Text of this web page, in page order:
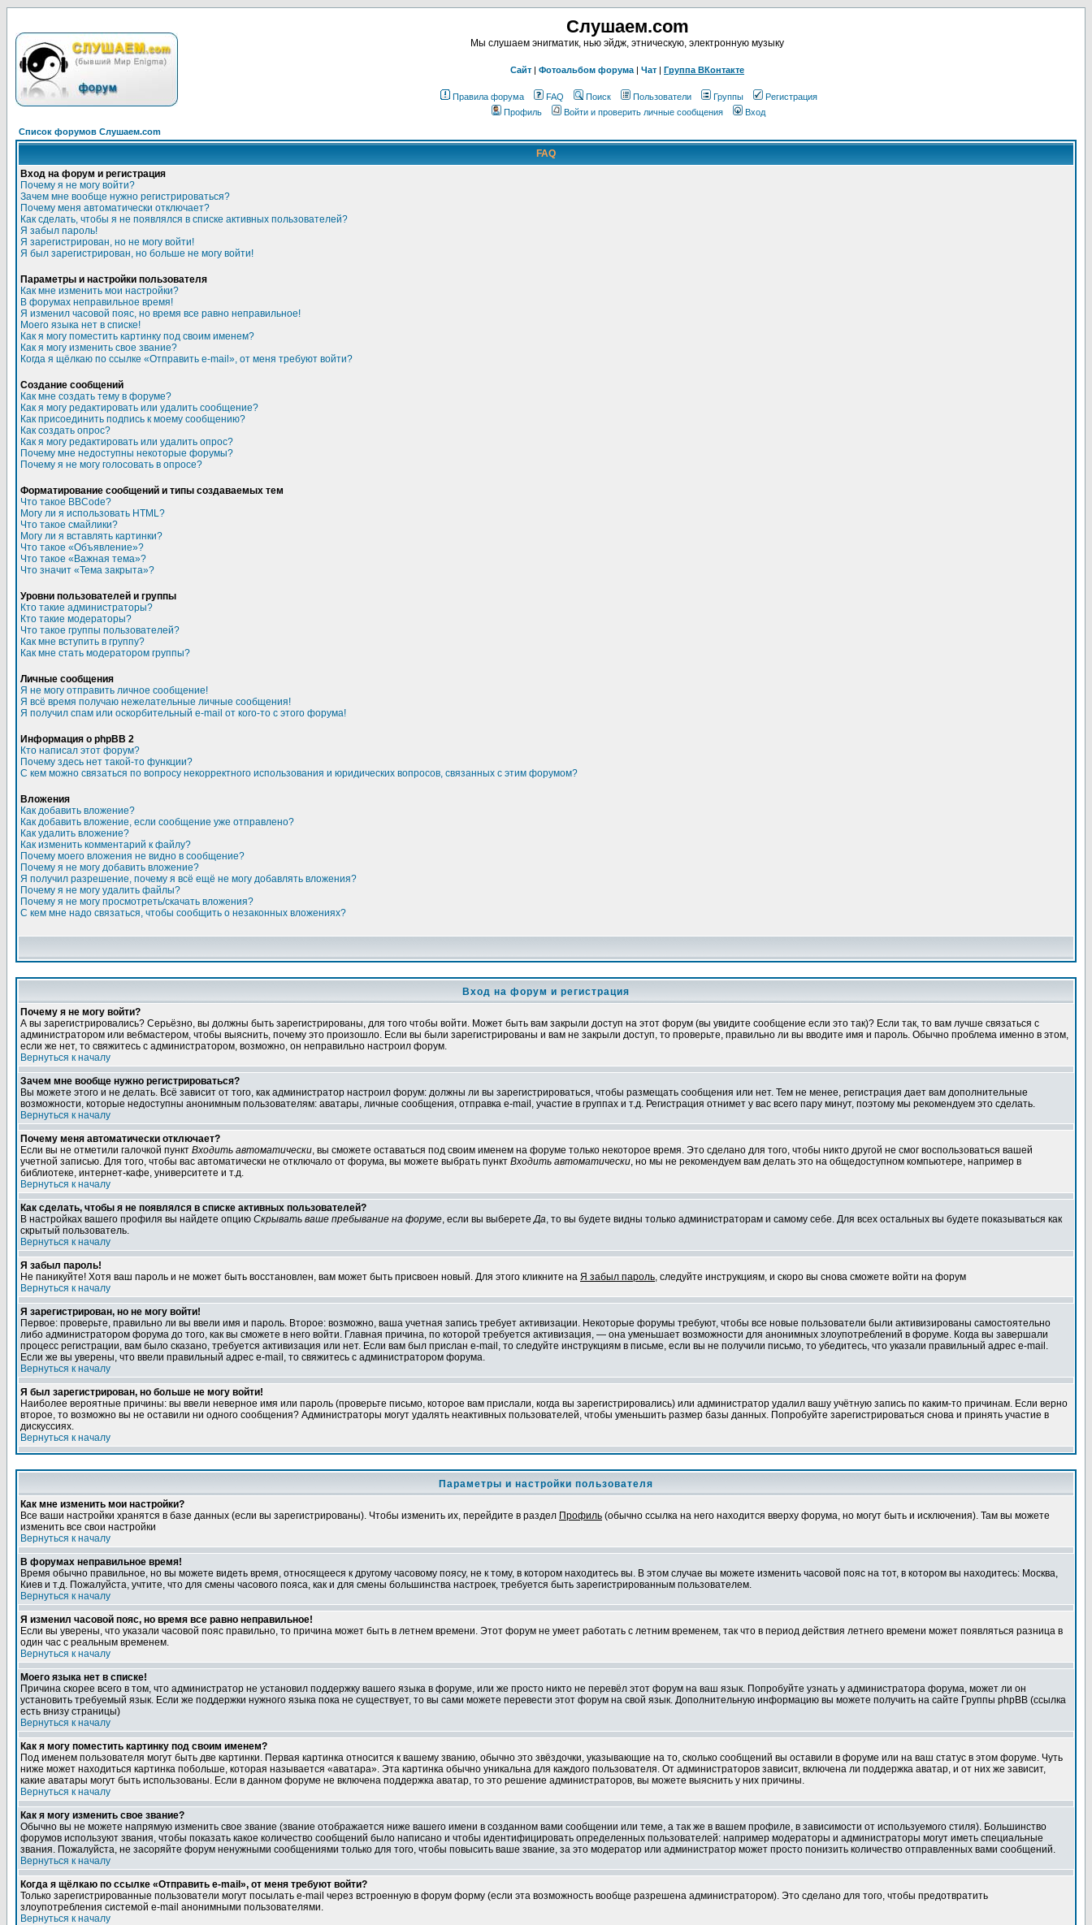
Слушаем.com
Мы слушаем энигматик, нью эйдж, этническую, электронную музыку
Сайт | Фотоальбом форума | Чат | Группа ВКонтакте
Правила форума FAQ Поиск Пользователи Группы
Регистрация
Профиль
Войти и проверить личные сообщения
Вход
Список форумов Слушаем.com
FAQ
Вход на форум и регистрация
Почему я не могу войти?
Зачем мне вообще нужно регистрироваться?
Почему меня автоматически отключает?
Как сделать, чтобы я не появлялся в списке активных пользователей?
Я забыл пароль!
Я зарегистрирован, но не могу войти!
Я был зарегистрирован, но больше не могу войти!
Параметры и настройки пользователя
Как мне изменить мои настройки?
В форумах неправильное время!
Я изменил часовой пояс, но время все равно неправильное!
Моего языка нет в списке!
Как я могу поместить картинку под своим именем?
Как я могу изменить свое звание?
Когда я щёлкаю по ссылке «Отправить e-mail», от меня требуют войти?
Создание сообщений
Как мне создать тему в форуме?
Как я могу редактировать или удалить сообщение?
Как присоединить подпись к моему сообщению?
Как создать опрос?
Как я могу редактировать или удалить опрос?
Почему мне недоступны некоторые форумы?
Почему я не могу голосовать в опросе?
Форматирование сообщений и типы создаваемых тем
Что такое BBCode?
Могу ли я использовать HTML?
Что такое смайлики?
Могу ли я вставлять картинки?
Что такое «Объявление»?
Что такое «Важная тема»?
Что значит «Тема закрыта»?
Уровни пользователей и группы
Кто такие администраторы?
Кто такие модераторы?
Что такое группы пользователей?
Как мне вступить в группу?
Как мне стать модератором группы?
Личные сообщения
Я не могу отправить личное сообщение!
Я всё время получаю нежелательные личные сообщения!
Я получил спам или оскорбительный e-mail от кого-то с этого форума!
Информация о phpBB 2
Кто написал этот форум?
Почему здесь нет такой-то функции?
С кем можно связаться по вопросу некорректного использования и юридических вопросов, связанных с этим форумом?
Вложения
Как добавить вложение?
Как добавить вложение, если сообщение уже отправлено?
Как удалить вложение?
Как изменить комментарий к файлу?
Почему моего вложения не видно в сообщение?
Почему я не могу добавить вложение?
Я получил разрешение, почему я всё ещё не могу добавлять вложения?
Почему я не могу удалить файлы?
Почему я не могу просмотреть/скачать вложения?
С кем мне надо связаться, чтобы сообщить о незаконных вложениях?
Вход на форум и регистрация
Почему я не могу войти?
А вы зарегистрировались? Серьёзно, вы должны быть зарегистрированы, для того чтобы войти. Может быть вам закрыли доступ на этот форум (вы увидите сообщение если это так)? Если так, то вам лучше связаться с
администратором или вебмастером, чтобы выяснить, почему это произошло. Если вы были зарегистрированы и вам не закрыли доступ, то проверьте, правильно ли вы вводите имя и пароль. Обычно проблема именно в этом,
если же нет, то свяжитесь с администратором, возможно, он неправильно настроил форум.
Вернуться к началу
Зачем мне вообще нужно регистрироваться?
Вы можете этого и не делать. Всё зависит от того, как администратор настроил форум: должны ли вы зарегистрироваться, чтобы размещать сообщения или нет. Тем не менее, регистрация дает вам дополнительные
возможности, которые недоступны анонимным пользователям: аватары, личные сообщения, отправка e-mail, участие в группах и т.д. Регистрация отнимет у вас всего пару минут, поэтому мы рекомендуем это сделать.
Вернуться к началу
Почему меня автоматически отключает?
Если вы не отметили галочкой пункт Входить автоматически, вы сможете оставаться под своим именем на форуме только некоторое время. Это сделано для того, чтобы никто другой не смог воспользоваться вашей
учетной записью. Для того, чтобы вас автоматически не отключало от форума, вы можете выбрать пункт Входить автоматически, но мы не рекомендуем вам делать это на общедоступном компьютере, например в
библиотеке, интернет-кафе, университете и т.д.
Вернуться к началу
Как сделать, чтобы я не появлялся в списке активных пользователей?
В настройках вашего профиля вы найдете опцию Скрывать ваше пребывание на форуме, если вы выберетеДа, то вы будете видны только администраторам и самому себе. Для всех остальных вы будете показываться как
скрытый пользователь.
Вернуться к началу
Я забыл пароль!
Не паникуйте! Хотя ваш пароль и не может быть восстановлен, вам может быть присвоен новый. Для этого кликните на Я забыл пароль, следуйте инструкциям, и скоро вы снова сможете войти на форум
Вернуться к началу
Я зарегистрирован, но не могу войти!
Первое: проверьте, правильно ли вы ввели имя и пароль. Второе: возможно, ваша учетная запись требует активизации. Некоторые форумы требуют, чтобы все новые пользователи были активизированы самостоятельно
либо администратором форума до того, как вы сможете в него войти. Главная причина, по которой требуется активизация, — она уменьшает возможности для анонимных злоупотреблений в форуме. Когда вы завершали
процесс регистрации, вам было сказано, требуется активизация или нет. Если вам был прислан e-mail, то следуйте инструкциям в письме, если вы не получили письмо, то убедитесь, что указали правильный адрес e-mail.
Если же вы уверены, что ввели правильный адрес e-mail, то свяжитесь с администратором форума.
Вернуться к началу
Я был зарегистрирован, но больше не могу войти!
Наиболее вероятные причины: вы ввели неверное имя или пароль (проверьте письмо, которое вам прислали, когда вы зарегистрировались) или администратор удалил вашу учётную запись по каким-то причинам. Если верно
второе, то возможно вы не оставили ни одного сообщения? Администраторы могут удалять неактивных пользователей, чтобы уменьшить размер базы данных. Попробуйте зарегистрироваться снова и принять участие в
дискуссиях.
Вернуться к началу
Параметры и настройки пользователя
Как мне изменить мои настройки?
Все ваши настройки хранятся в базе данных (если вы зарегистрированы). Чтобы изменить их, перейдите в раздел Профиль (обычно ссылка на него находится вверху форума, но могут быть и исключения). Там вы можете
изменить все свои настройки
Вернуться к началу
В форумах неправильное время!
Время обычно правильное, но вы можете видеть время, относящееся к другому часовому поясу, не к тому, в котором находитесь вы. В этом случае вы можете изменить часовой пояс на тот, в котором вы находитесь: Москва,
Киев и т.д. Пожалуйста, учтите, что для смены часового пояса, как и для смены большинства настроек, требуется быть зарегистрированным пользователем.
Вернуться к началу
Я изменил часовой пояс, но время все равно неправильное!
Если вы уверены, что указали часовой пояс правильно, то причина может быть в летнем времени. Этот форум не умеет работать с летним временем, так что в период действия летнего времени может появляться разница в
один час с реальным временем.
Вернуться к началу
Моего языка нет в списке!
Причина скорее всего в том, что администратор не установил поддержку вашего языка в форуме, или же просто никто не перевёл этот форум на ваш язык. Попробуйте узнать у администратора форума, может ли он
установить требуемый язык. Если же поддержки нужного языка пока не существует, то вы сами можете перевести этот форум на свой язык. Дополнительную информацию вы можете получить на сайте Группы phpBB (ссылка
есть внизу страницы)
Вернуться к началу
Как я могу поместить картинку под своим именем?
Под именем пользователя могут быть две картинки. Первая картинка относится к вашему званию, обычно это звёздочки, указывающие на то, сколько сообщений вы оставили в форуме или на ваш статус в этом форуме. Чуть
ниже может находиться картинка побольше, которая называется «аватара». Эта картинка обычно уникальна для каждого пользователя. От администраторов зависит, включена ли поддержка аватар, и от них же зависит,
какие аватары могут быть использованы. Если в данном форуме не включена поддержка аватар, то это решение администраторов, вы можете выяснить у них причины.
Вернуться к началу
Как я могу изменить свое звание?
Обычно вы не можете напрямую изменить свое звание (звание отображается ниже вашего имени в созданном вами сообщении или теме, а так же в вашем профиле, в зависимости от используемого стиля). Большинство
форумов используют звания, чтобы показать какое количество сообщений было написано и чтобы идентифицировать определенных пользователей: например модераторы и администраторы могут иметь специальные
звания. Пожалуйста, не засоряйте форум ненужными сообщениями только для того, чтобы повысить ваше звание, за это модератор или администратор может просто понизить количество отправленных вами сообщений.
Вернуться к началу
Когда я щёлкаю по ссылке «Отправить e-mail», от меня требуют войти?
Только зарегистрированные пользователи могут посылать e-mail через встроенную в форум форму (если эта возможность вообще разрешена администратором). Это сделано для того, чтобы предотвратить
злоупотребления системой e-mail анонимными пользователями.
Вернуться к началу